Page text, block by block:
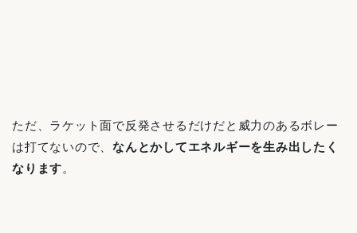
ただ、ラケット面で反発させるだけだと威力のあるボレー
は打てないので、なんとかしてエネルギーを生み出したく
なります。